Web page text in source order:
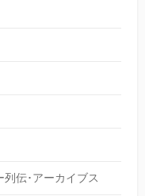
伝･アーカイブス